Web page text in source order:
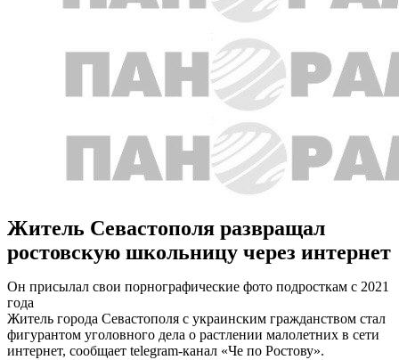
Житель Севастополя развращал
ростовскую школьницу через интернет
Он присылал свои порнографические фото подросткам с 2021
года
Житель города Севастополя с украинским гражданством стал
фигурантом уголовного дела о растлении малолетних в сети
интернет, сообщает telegram-канал «Че по Ростову».